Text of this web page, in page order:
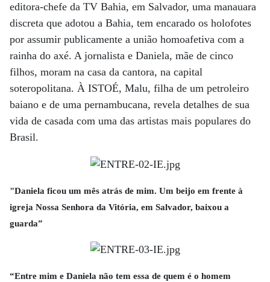
editora-chefe da TV Bahia, em Salvador, uma manauara
discreta que adotou a Bahia, tem encarado os holofotes
por assumir publicamente a união homoafetiva com a
rainha do axé. A jornalista e Daniela, mãe de cinco
filhos, moram na casa da cantora, na capital
soteropolitana. À ISTOÉ, Malu, filha de um petroleiro
baiano e de uma pernambucana, revela detalhes de sua
vida de casada com uma das artistas mais populares do
Brasil.
"Daniela ficou um mês atrás de mim. Um beijo em frente à
igreja Nossa Senhora da Vitória, em Salvador, baixou a
guarda”
“Entre mim e Daniela não tem essa de quem é o homem